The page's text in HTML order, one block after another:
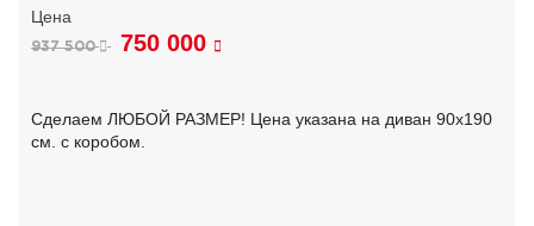
937 500 750 000
Сделаем ЛЮБОЙ РАЗМЕР! Цена указана на диван 90х190
см. с коробом.